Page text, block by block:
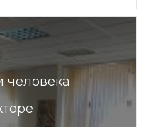
человека